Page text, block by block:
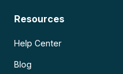
Resources
Help Center
Blog